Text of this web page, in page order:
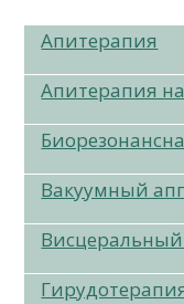
Апитерапия
Апитерапия
Вакуумный